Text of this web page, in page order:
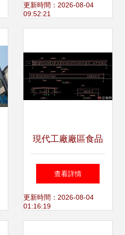
坑天幕”，推動廢水
更新時間：2026-08-04
09:52:21
現代工廠廠區食品
加工廠建筑設計
CAD施工圖與廢水
查看詳情
更新時間：2026-08-04
01:16:19